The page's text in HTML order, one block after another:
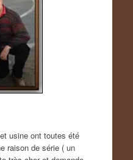
usine ont toutes été
raison de série ( un